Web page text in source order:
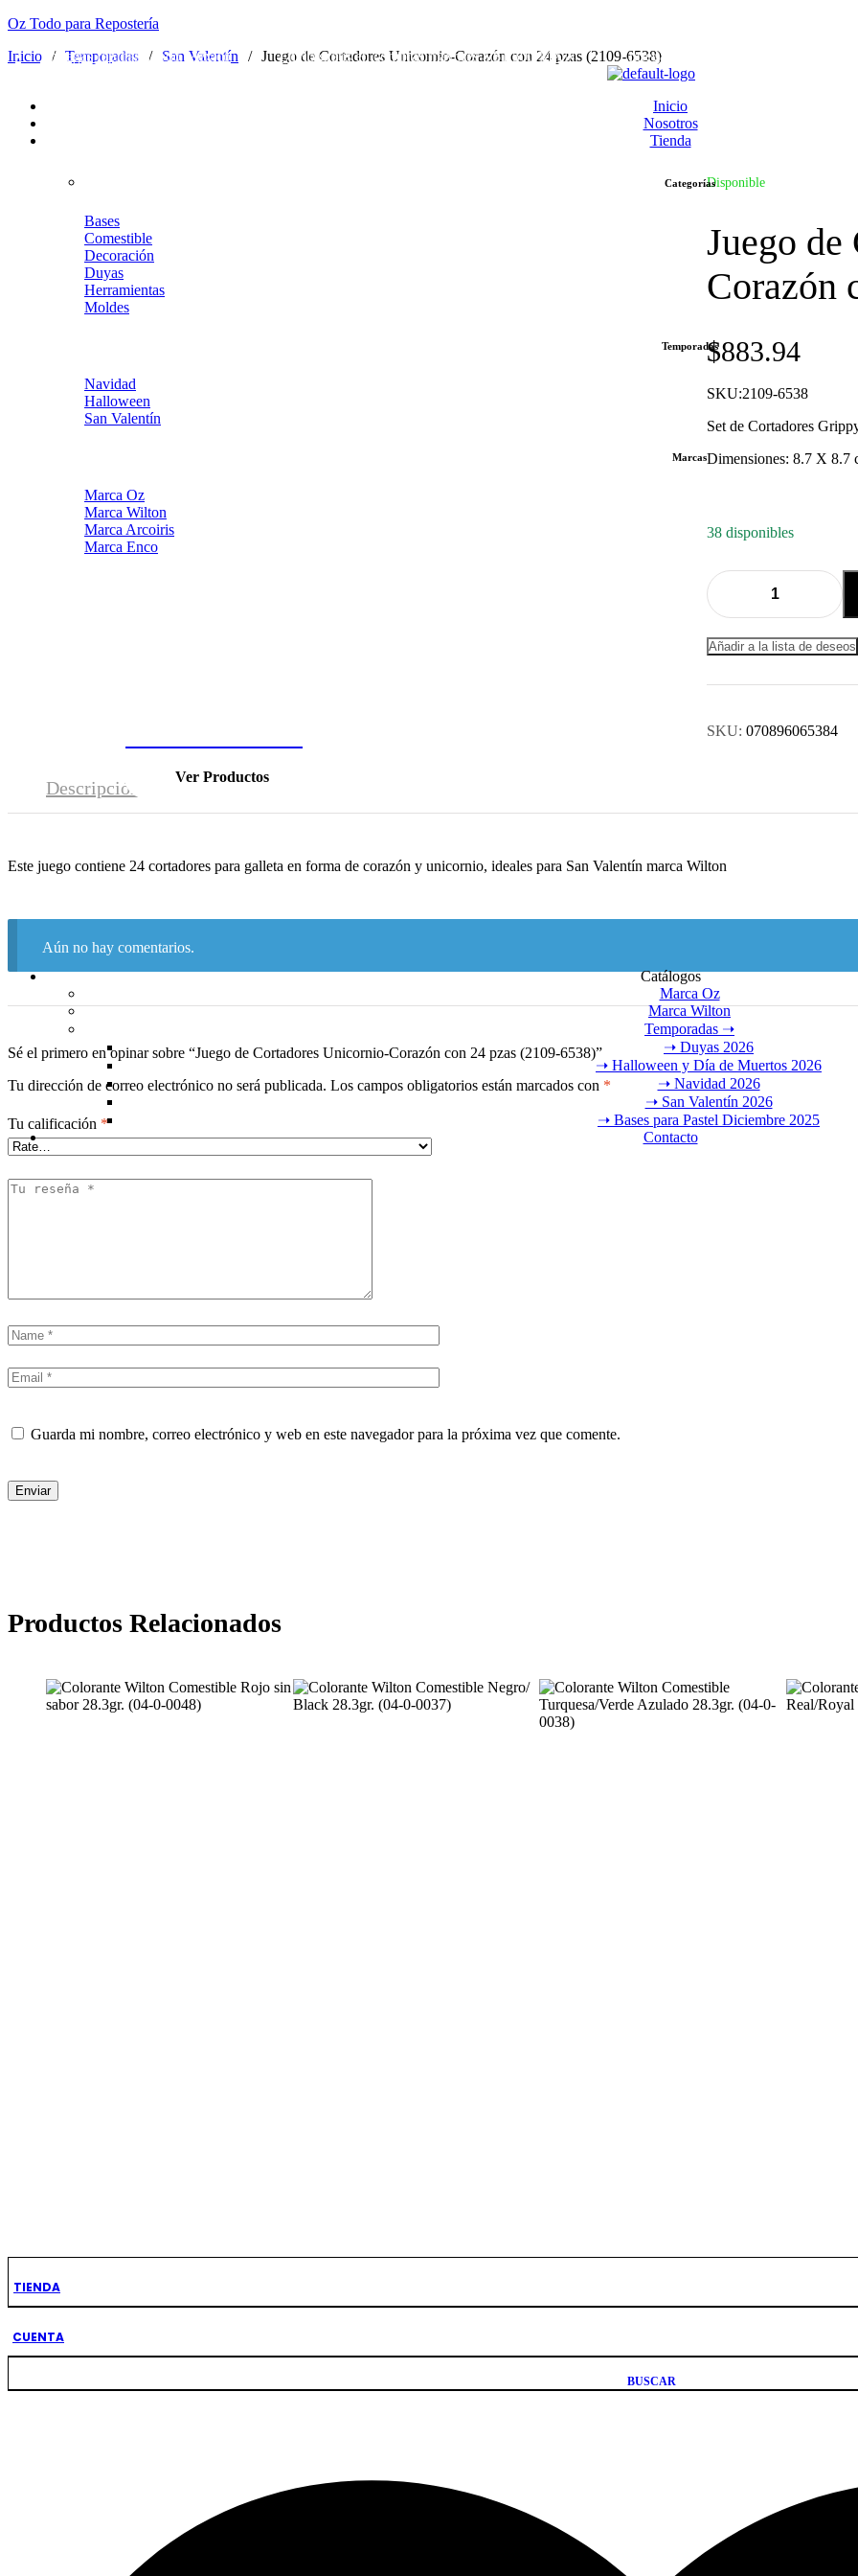
Oz Todo para Repostería
rápidas a todo México
• Envío gratis en compras mayores a $1,500 MXN • Entregas rápidas a todo México
Inicio
Nosotros
Tienda
Categorías
Bases
Comestible
Decoración
Duyas
Herramientas
Moldes
Temporadas
Navidad
Halloween
San Valentín
Marcas
Marca Oz
Marca Wilton
Marca Arcoiris
Marca Enco
Ver Productos
Catálogos
Marca Oz
Marca Wilton
Temporadas ➝
➝ Duyas 2026
➝ Halloween y Día de Muertos 2026
➝ Navidad 2026
➝ San Valentín 2026
➝ Bases para Pastel Diciembre 2025
Contacto
Inicio / Temporadas / San Valentín / Juego de Cortadores Unicornio-Corazón con 24 pzas (2109-6538)
Disponible
Juego
Corazón
$883.94
SKU:2109-6538
Set de Cortadores
Dimensiones: 8.7 X 8.7
38 disponibles
Quantity:
Añadir a la lista de deseos
SKU:070896065384
Descripción Valoraciones (0)
Este juego contiene 24 cortadores para galleta en forma de corazón y unicornio, ideales para San Valentín marca Wilton
Aún no hay comentarios.
Sé el primero en opinar sobre “Juego de Cortadores Unicornio-Corazón con 24 pzas (2109-6538)”
Tu dirección de correo electrónico no será publicada. Los campos obligatorios están marcados con *
Tu calificación *
Guarda mi nombre, correo electrónico y web en este navegador para la próxima vez que comente.
Enviar
Productos Relacionados
Colorante Wilton Comestible Rojo sin
Colorante Wilton Comestible Negro/
Colorante Wilton Comestible
0038)
TIENDA
CUENTA
BUSCAR